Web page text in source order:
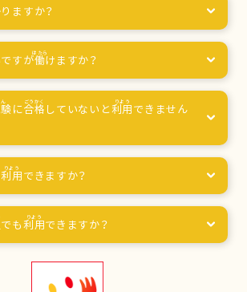
ますか？
すが働けますか？
に合格 していないと利用 できません
利用 できますか？
でも利用できますか？